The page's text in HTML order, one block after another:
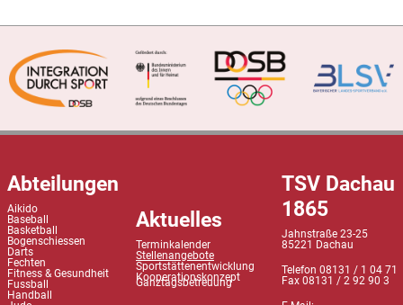
Abteilungen
Aikido
Baseball
Basketball
Bogenschiessen
Darts
Fechten
Fitness & Gesundheit
Fussball
Handball
Aktuelles
Terminkalender
Stellenangebote
Sportstättenentwicklung
Kooperationskonzept
Ganztagsbetreuung
TSV Dachau
1865
Jahnstraße 23-25
85221 Dachau
Telefon 08131 / 1 04 71
Fax 08131 / 2 92 90 3